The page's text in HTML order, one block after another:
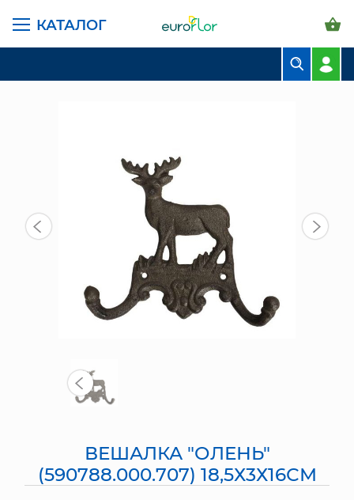
КАТАЛОГ
СВАДЕБНАЯ ФЛОРИСТИКА
КОМНАТНЫЕ РАСТЕНИЯ
ГОРШКИ И КАШПО
ГРУНТЫ И УДОБРЕНИЯ
ПРЕДМЕТЫ ИНТЕРЬЕРА
ЯЩИКИ
СУНДУКИ
ГЛАВНАЯ СТРАНИЦА КАТАЛОГ ПРЕДМЕТЫ ИНТЕРЬЕРА
ВЕШАЛКА "ОЛЕНЬ"
(590788.000.707) 18,5Х3Х16СМ